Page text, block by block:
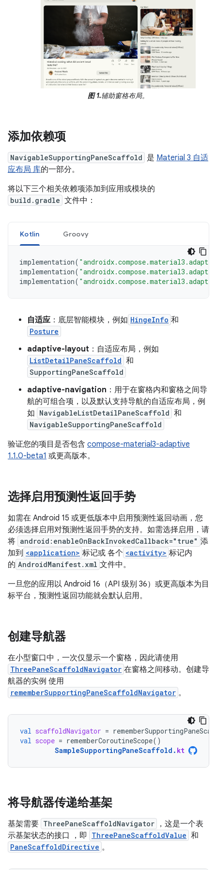
图 1.辅助窗格布局。
添加依赖项
NavigableSupportingPaneScaffold 是 Material 3 自适
应布局 库的一部分。
将以下三个相关依赖项添加到应用或模块的
build.gradle 文件中：
Kotlin Groovy
implementation(
implementation(
implementation(
自适应 ：底层智能模块，例如 HingeInfo 和
Posture
adaptive-layout ：自适应布局，例如
ListDetailPaneScaffold 和
SupportingPaneScaffold
adaptive-navigation ：用于在窗格内和窗格之间导
航的可组合项，以及默认支持导航的自适应布局，例
如 NavigableListDetailPaneScaffold 和
NavigableSupportingPaneScaffold
验证您的项目是否包含 compose-material3-adaptive
1.1.0-beta1 或更高版本。
选择启用预测性返回手势
如需在 Android 15 或更低版本中启用预测性返回动画，您
必须选择启用对预测性返回手势的支持。如需选择启用，请
将 android:enableOnBackInvokedCallback="true" 添
加到 <application> 标记或 各个 <activity> 标记内
的 AndroidManifest.xml 文件中。
一旦您的应用以 Android 16（API 级别 36）或更高版本为目
标平台，预测性返回功能就会默认启用。
创建导航器
在小型窗口中，一次仅显示一个窗格，因此请使用
ThreePaneScaffoldNavigator 在窗格之间移动。创建导
航器的实例 使用
rememberSupportingPaneScaffoldNavigator 。
val scaffoldNavigator =
val scope = rememberCoroutineScope()
SampleSupportingPaneScaffold . kt
将导航器传递给基架
基架需要 ThreePaneScaffoldNavigator
，这是一个表
示基架状态的接口 ，即
ThreePaneScaffoldValue 和
PaneScaffoldDirective 。